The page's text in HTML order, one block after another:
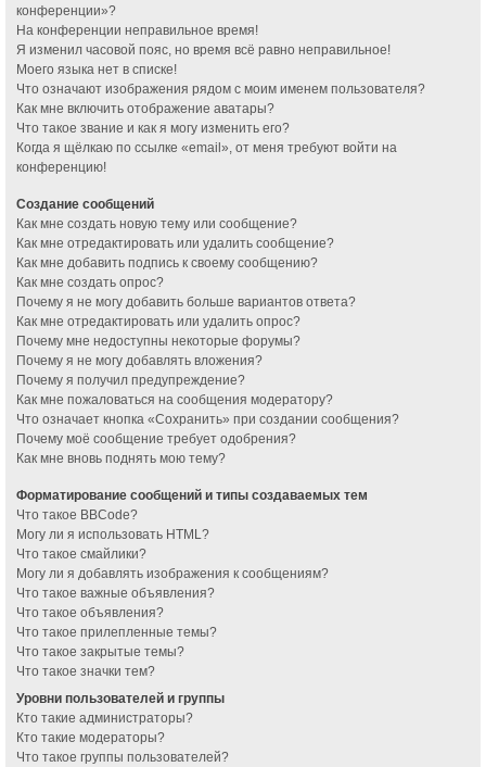
конференции»?
На конференции неправильное время!
Я изменил часовой пояс, но время всё равно неправильное!
Моего языка нет в списке!
Что означают изображения рядом с моим именем пользователя?
Как мне включить отображение аватары?
Что такое звание и как я могу изменить его?
Когда я щёлкаю по ссылке «email», от меня требуют войти на
конференцию!
Создание сообщений
Как мне создать новую тему или сообщение?
Как мне отредактировать или удалить сообщение?
Как мне добавить подпись к своему сообщению?
Как мне создать опрос?
Почему я не могу добавить больше вариантов ответа?
Как мне отредактировать или удалить опрос?
Почему мне недоступны некоторые форумы?
Почему я не могу добавлять вложения?
Почему я получил предупреждение?
Как мне пожаловаться на сообщения модератору?
Что означает кнопка «Сохранить» при создании сообщения?
Почему моё сообщение требует одобрения?
Как мне вновь поднять мою тему?
Форматирование сообщений и типы создаваемых тем
Что такое BBCode?
Могу ли я использовать HTML?
Что такое смайлики?
Могу ли я добавлять изображения к сообщениям?
Что такое важные объявления?
Что такое объявления?
Что такое прилепленные темы?
Что такое закрытые темы?
Что такое значки тем?
Уровни пользователей и группы
Кто такие администраторы?
Кто такие модераторы?
Что такое группы пользователей?